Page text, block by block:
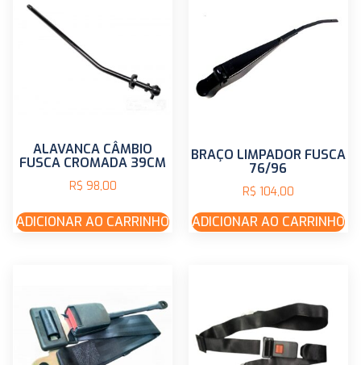
ALAVANCA CÂMBIO
FUSCA CROMADA 39CM
R$ 98,00
ADICIONAR AO CARRINHO
BRAÇO LIMPADOR FUSCA
76/96
R$ 104,00
ADICIONAR AO CARRINHO